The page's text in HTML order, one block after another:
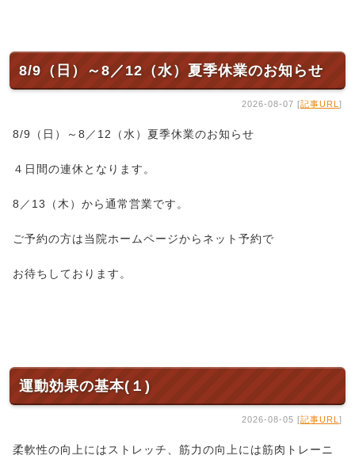
8/9（日）～8／12（水）夏季休業のお知らせ
2026-08-07 [記事URL ]
8/9（日）～8／12（水）夏季休業のお知らせ
４日間の連休となります。
8／13（木）から通常営業です。
ご予約の方は当院ホームページからネット予約で
お待ちしております。
運動効果の基本(１)
2026-08-05 [記事URL ]
柔軟性の向上にはストレッチ、筋力の向上には筋肉トレーニ